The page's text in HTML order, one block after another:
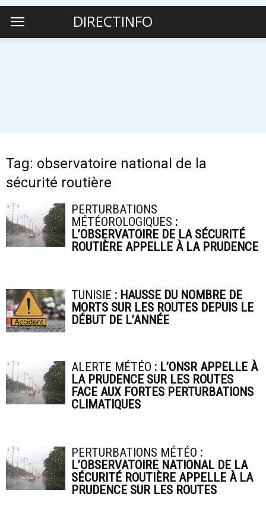
DIRECTINFO
Tag: observatoire national de la
sécurité routière
PERTURBATIONS
MÉTÉOROLOGIQUES :
L’OBSERVATOIRE DE LA SÉCURITÉ
ROUTIÈRE APPELLE À LA PRUDENCE
TUNISIE : HAUSSE DU NOMBRE DE
MORTS SUR LES ROUTES DEPUIS LE
DÉBUT DE L’ANNÉE
ALERTE MÉTÉO : L’ONSR APPELLE À
LA PRUDENCE SUR LES ROUTES
FACE AUX FORTES PERTURBATIONS
CLIMATIQUES
PERTURBATIONS MÉTÉO :
L’OBSERVATOIRE NATIONAL DE LA
SÉCURITÉ ROUTIÈRE APPELLE À LA
PRUDENCE SUR LES ROUTES